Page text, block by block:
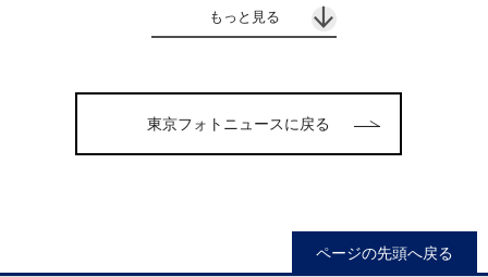
もっと見る
東京フォトニュースに戻る
ページの先頭へ戻る